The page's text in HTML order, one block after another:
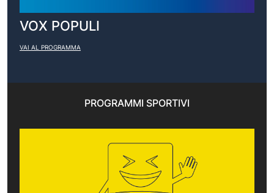
VOX POPULI
VAI AL PROGRAMMA
PROGRAMMI SPORTIVI